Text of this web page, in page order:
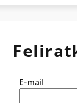
E-mail